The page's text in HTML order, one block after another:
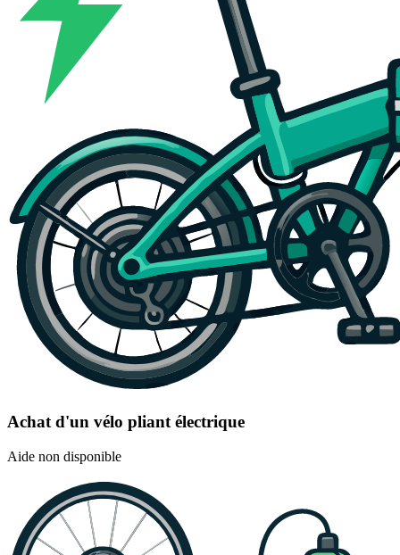
Achat d'un vélo pliant électrique
Aide non disponible